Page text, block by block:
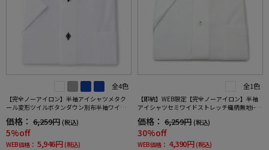
全4色
【完全ノーアイロン】半袖アイシャツメタク
ール変形ツイルボタンダウン別布半袖ワイシ
夏
価格： 6,259円 (税込)
5%off
WEB価格： 5,946円 (税込)
全1色
【即納】WEB限定【完全ノーアイロン】半袖
アイシャツセミワイドストレッチ織柄無地i-sh
価格： 6,259円 (税込)
30%off
WEB価格： 4,390円 (税込)